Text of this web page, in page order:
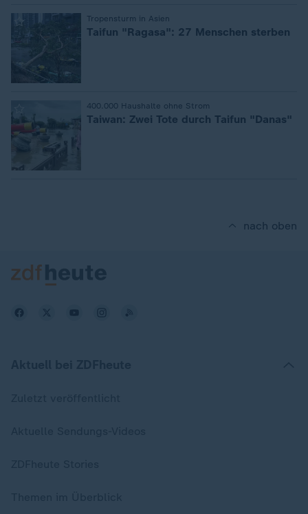
Tropensturm in Asien
Taifun "Ragasa": 27 Menschen sterben
400.000 Haushalte ohne Strom
Taiwan: Zwei Tote durch Taifun "Danas"
nach oben